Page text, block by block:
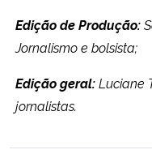
Edição de Produção:
Jornalismo e bolsista;
Edição geral:Luciane
jornalistas.